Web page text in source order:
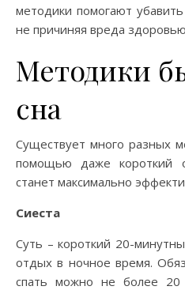
методики помогают
не причиняя вреда
Методики
сна
Существует много разных
помощью даже короткий
станет максимально
Сиеста
Суть – короткий 20-
отдых в ночное время.
спать можно не более 20